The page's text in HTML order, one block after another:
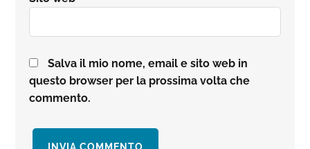
Salva il mio nome, email e sito web in
questo browser per la prossima volta che
commento.